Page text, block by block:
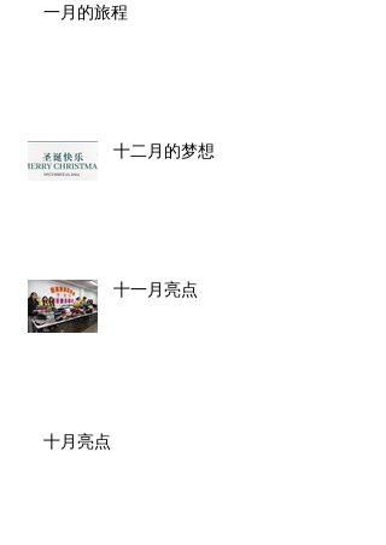
一月的旅程
十二月的梦想
十一月亮点
十月亮点